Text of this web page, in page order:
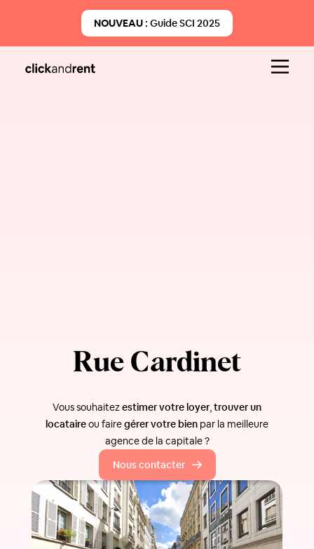
NOUVEAU : Guide SCI 2025
Rue Cardinet
Vous souhaitezestimer votre loyer,trouver un
locataireou fairegérer votre bien par la meilleure
agence de la capitale ?
Nous contacter